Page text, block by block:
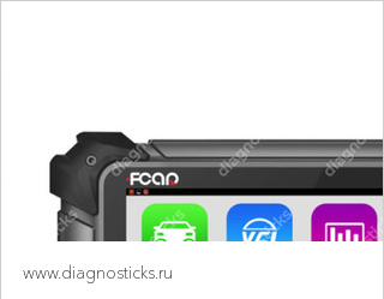
www.diagnosticks.ru